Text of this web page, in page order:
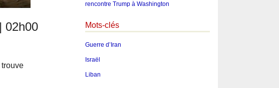
02h00
rencontre Trump à Washington
Mots-clés
Guerre d’Iran
Israël
Liban